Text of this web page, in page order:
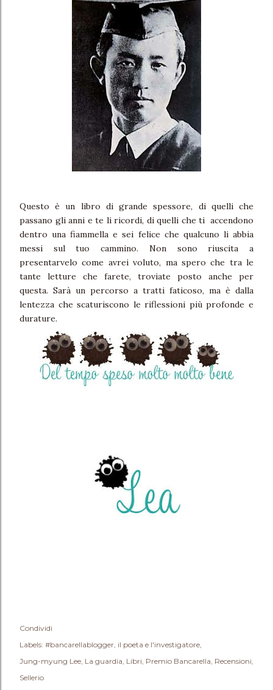
Questo è un libro di grande spessore, di quelli che
passano gli anni e te li ricordi, di quelli che ti accendono
dentro una fiammella e sei felice che qualcuno li abbia
messi sul tuo cammino. Non sono riuscita a
presentarvelo come avrei voluto, ma spero che tra le
tante letture che farete, troviate posto anche per
questa. Sarà un percorso a tratti faticoso, ma è dalla
lentezza che scaturiscono le riflessioni più profonde e
durature.
Condividi
Labels: #bancarellablogger il poeta e l'investigatore
Jung-myung Lee La guardia Libri Premio Bancarella Recensioni
Sellerio